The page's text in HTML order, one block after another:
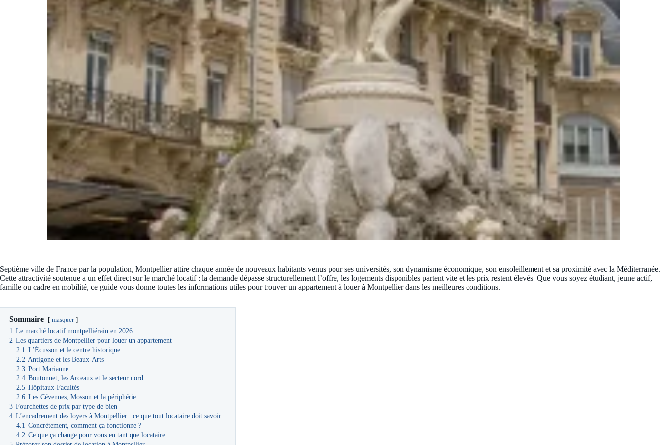
Septième ville de France par la population, Montpellier attire chaque année de nouveaux habitants venus pour ses universités, son dynamisme économique, son ensoleillement et sa proximité avec la Méditerranée.
Cette attractivité soutenue a un effet direct sur le marché locatif : la demande dépasse structurellement l’offre, les logements disponibles partent vite et les prix restent élevés. Que vous soyez étudiant, jeune actif,
famille ou cadre en mobilité, ce guide vous donne toutes les informations utiles pour trouver un appartement à louer à Montpellier dans les meilleures conditions.
Sommaire masquer
1 Le marché locatif montpelliérain en 2026
2 Les quartiers de Montpellier pour louer un appartement
2.1 L’Écusson et le centre historique
2.2 Antigone et les Beaux-Arts
2.3 Port Marianne
2.4 Boutonnet, les Arceaux et le secteur nord
2.5 Hôpitaux-Facultés
2.6 Les Cévennes, Mosson et la périphérie
3 Fourchettes de prix par type de bien
4 L’encadrement des loyers à Montpellier : ce que tout locataire doit savoir
4.1 Concrètement, comment ça fonctionne ?
4.2 Ce que ça change pour vous en tant que locataire